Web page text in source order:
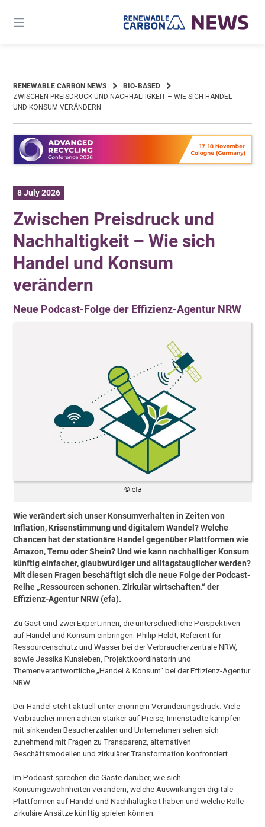
content
RENEWABLE CARBON NEWS
BIO-BASED
ZWISCHEN PREISDRUCK UND NACHHALTIGKEIT – WIE SICH HANDEL
UND KONSUM VERÄNDERN
8 July 2026
Zwischen Preisdruck und
Nachhaltigkeit – Wie sich
Handel und Konsum
verändern
Neue Podcast-Folge der Effizienz-Agentur NRW
© efa
Wie verändert sich unser Konsumverhalten in Zeiten von
Inflation, Krisenstimmung und digitalem Wandel? Welche
Chancen hat der stationäre Handel gegenüber Plattformen wie
Amazon, Temu oder Shein? Und wie kann nachhaltiger Konsum
künftig einfacher, glaubwürdiger und alltagstauglicher werden?
Mit diesen Fragen beschäftigt sich die neue Folge der Podcast-
Reihe „Ressourcen schonen. Zirkulär wirtschaften.“ der
Effizienz-Agentur NRW (efa).
Zu Gast sind zwei Expert:innen, die unterschiedliche Perspektiven
auf Handel und Konsum einbringen: Philip Heldt, Referent für
Ressourcenschutz und Wasser bei der Verbraucherzentrale NRW,
sowie Jessika Kunsleben, Projektkoordinatorin und
Themenverantwortliche „Handel & Konsum“ bei der Effizienz-Agentur
NRW.
Der Handel steht aktuell unter enormem Veränderungsdruck: Viele
Verbraucher:innen achten stärker auf Preise, Innenstädte kämpfen
mit sinkenden Besucherzahlen und Unternehmen sehen sich
zunehmend mit Fragen zu Transparenz, alternativen
Geschäftsmodellen und zirkulärer Transformation konfrontiert.
Im Podcast sprechen die Gäste darüber, wie sich
Konsumgewohnheiten verändern, welche Auswirkungen digitale
Plattformen auf Handel und Nachhaltigkeit haben und welche Rolle
zirkuläre Ansätze künftig spielen können.